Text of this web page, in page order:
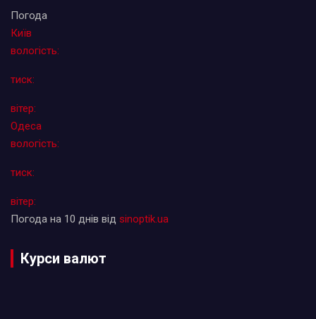
Погода
Київ
вологість:
тиск:
вітер:
Одеса
вологість:
тиск:
вітер:
Погода на 10 днів від sinoptik.ua
Курси валют